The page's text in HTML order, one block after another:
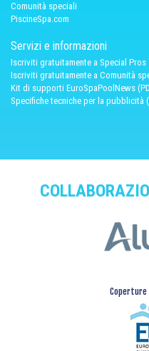
Comunità speciali
PiscineSpa.com
Servizi e informazioni
Iscriviti gratuitamente a Special Pros
Iscriviti gratuitamente a Comunità
Kit di supporti EuroSpaPoolNews
Specifiche tecniche per la pubblicità
Coperture